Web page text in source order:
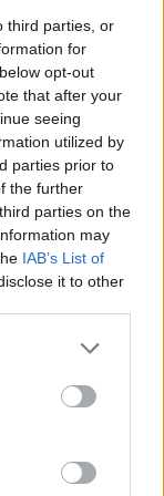
third parties, or
for
opt-out
that after your
seeing
utilized by
parties prior to
the further
parties on the
may
IAB’s List of
it to other
πέντε χρόνια
την εξέλιξη του
και δράσεις με
το Πρόγραμμα